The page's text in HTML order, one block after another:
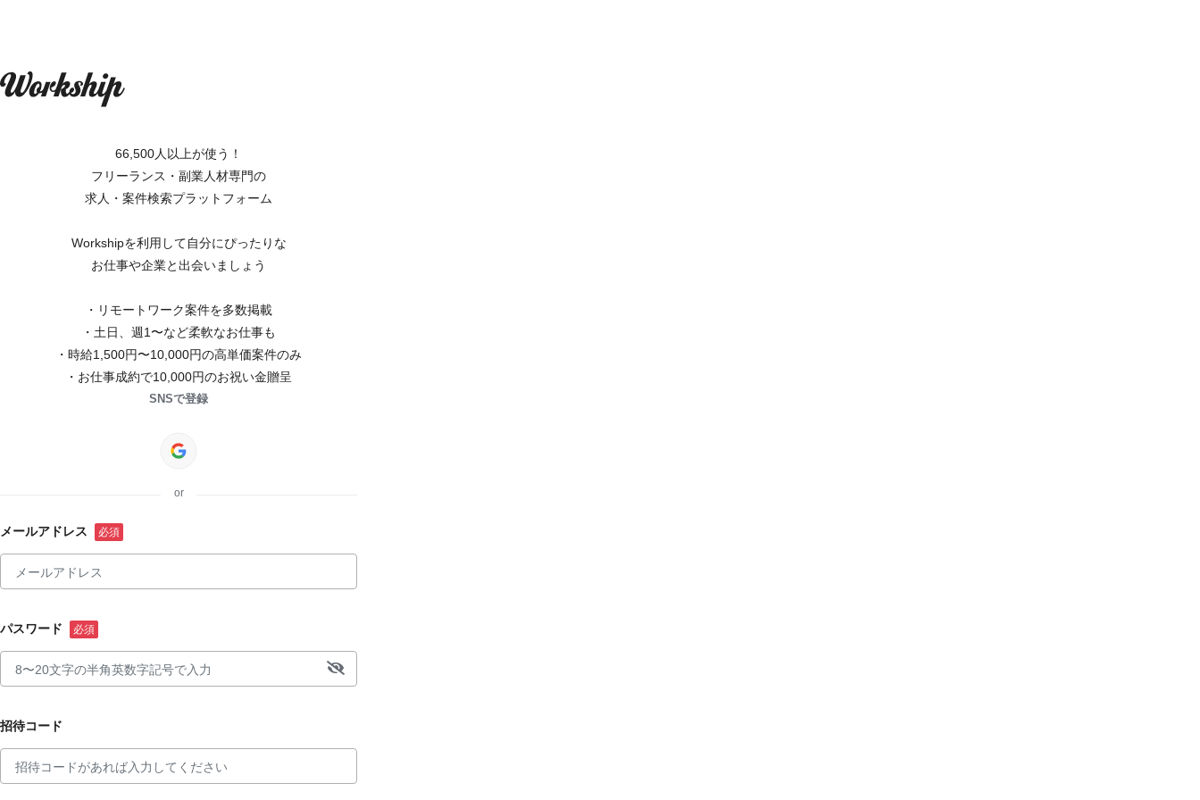
66,500人以上が使う！
フリーランス・副業人材専門の
求人・案件検索プラットフォーム
Workshipを利用して自分にぴったりな
お仕事や企業と出会いましょう
・リモートワーク案件を多数掲載
・土日、週1〜など柔軟なお仕事も
・時給1,500円〜10,000円の高単価案件のみ
・お仕事成約で10,000円のお祝い金贈呈
SNSで登録
or
メールアドレス
パスワード
招待コード